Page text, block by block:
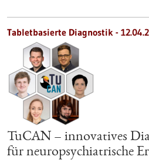
Tabletbasierte Diagnostik -
TuCAN – innovatives
für neuropsychiatrische